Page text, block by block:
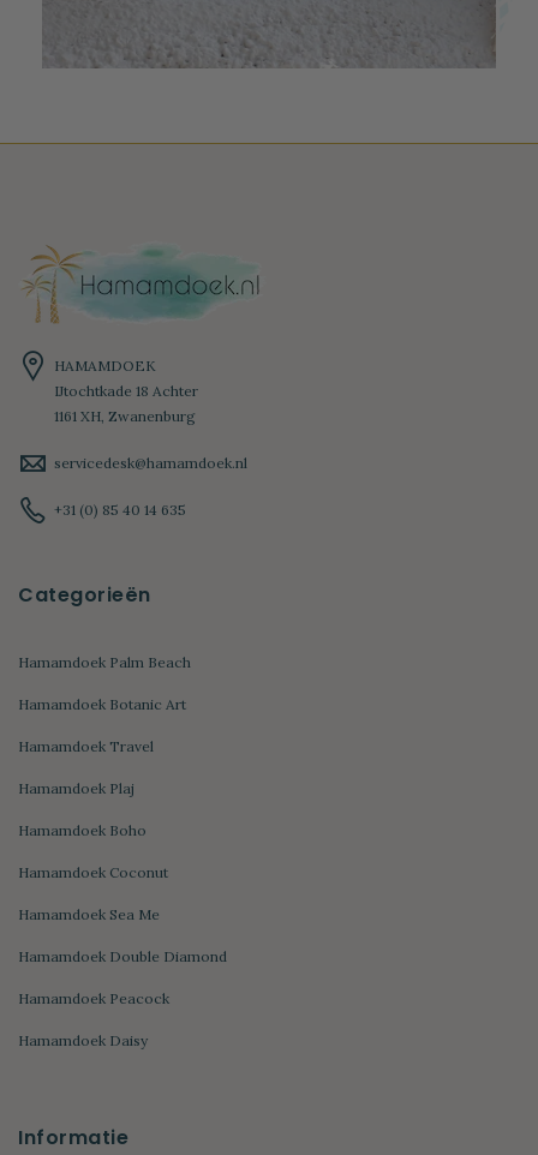
HAMAMDOEK
IJtochtkade 18 Achter
1161 XH, Zwanenburg
servicedesk@hamamdoek.nl
+31 (0) 85 40 14 635
Categorieën
Hamamdoek Palm Beach
Hamamdoek Botanic Art
Hamamdoek Travel
Hamamdoek Plaj
Hamamdoek Boho
Hamamdoek Coconut
Hamamdoek Sea Me
Hamamdoek Double Diamond
Hamamdoek Peacock
Hamamdoek Daisy
Informatie